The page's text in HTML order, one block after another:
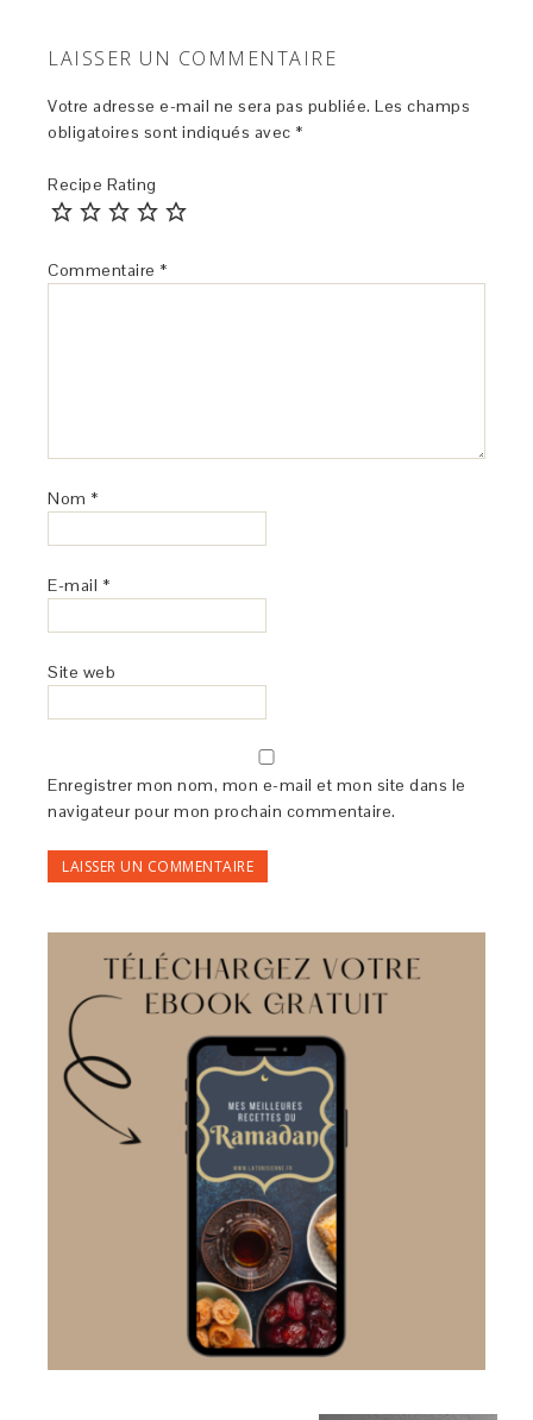
LAISSER UN COMMENTAIRE
Votre adresse e-mail ne sera pas publiée. Les champs
obligatoires sont indiqués avec *
Recipe Rating
Commentaire *
Nom *
E-mail *
Site web
Enregistrer mon nom, mon e-mail et mon site dans le
navigateur pour mon prochain commentaire.